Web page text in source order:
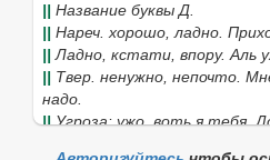
(перен.) пожелание успеха в
Добрый малый(разг.) о
Добрый день (вечер),
при встрече.
искренне стремящиеся к
|| Название буквыД.
|| Нареч. хорошо, ладно.
||Ладно, кстати, впору.Аль
|| Твер. ненужно, непочто.
надо.
||Угроза: ужо, воть я тебя.